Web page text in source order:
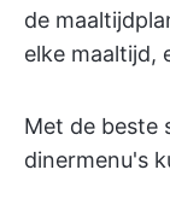
de
elke maaltijd,
Met de beste
dinermenu's